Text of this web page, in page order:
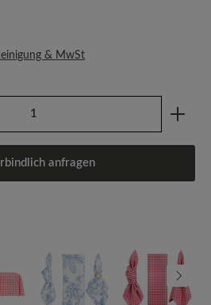
& MwSt
den gewünschten Wert ein
anfragen